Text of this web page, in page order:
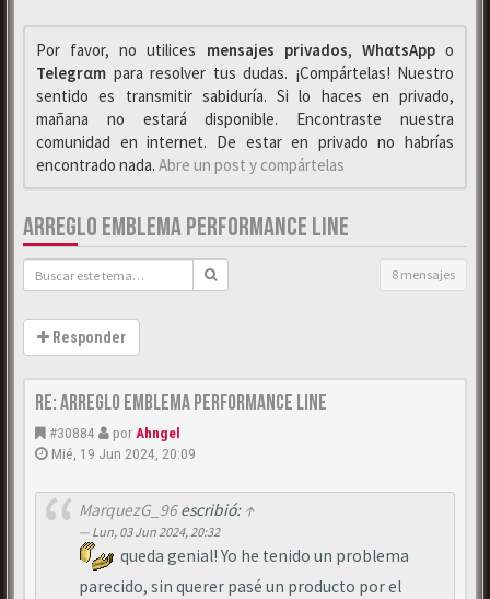
Por favor, no utilices mensajes privados, WhαtsAppo
Telegrαm para resolver tus dudas. ¡Compártelas! Nuestro
sentido es transmitir sabiduría. Si lo haces en privado,
mañana no estará disponible. Encontraste nuestra
comunidad en internet. De estar en privado no habrías
encontrado nada. Abre un post y compártelas
ARREGLO EMBLEMA PERFORMANCE LINE
8 mensajes
Responder
Re: Arreglo emblema Performance Line
#30884 por Ahngel
Mié, 19 Jun 2024, 20:09
MarquezG_96escribió: ↑
Lun, 03 Jun 2024, 20:32
queda genial! Yo he tenido un problema
parecido, sin querer pasé un producto por el